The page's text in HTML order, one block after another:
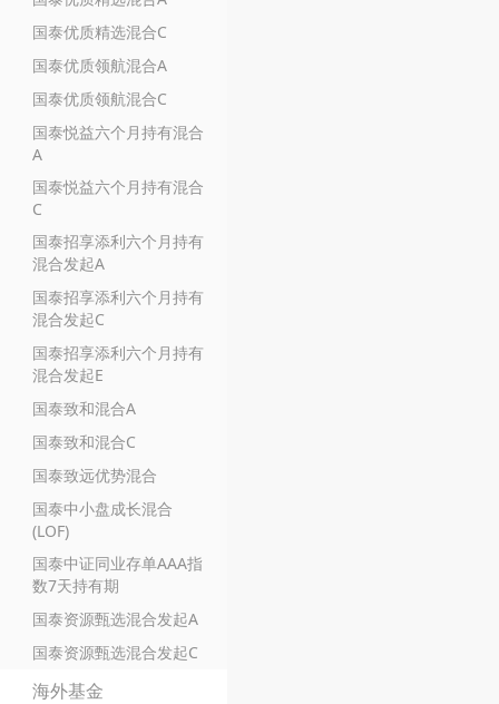
国泰优质精选混合C
国泰优质领航混合A
国泰优质领航混合C
国泰悦益六个月持有混合
A
国泰悦益六个月持有混合
C
国泰招享添利六个月持有
混合发起A
国泰招享添利六个月持有
混合发起C
国泰招享添利六个月持有
混合发起E
国泰致和混合A
国泰致和混合C
国泰致远优势混合
国泰中小盘成长混合
(LOF)
国泰中证同业存单AAA指
数7天持有期
国泰资源甄选混合发起A
国泰资源甄选混合发起C
海外基金